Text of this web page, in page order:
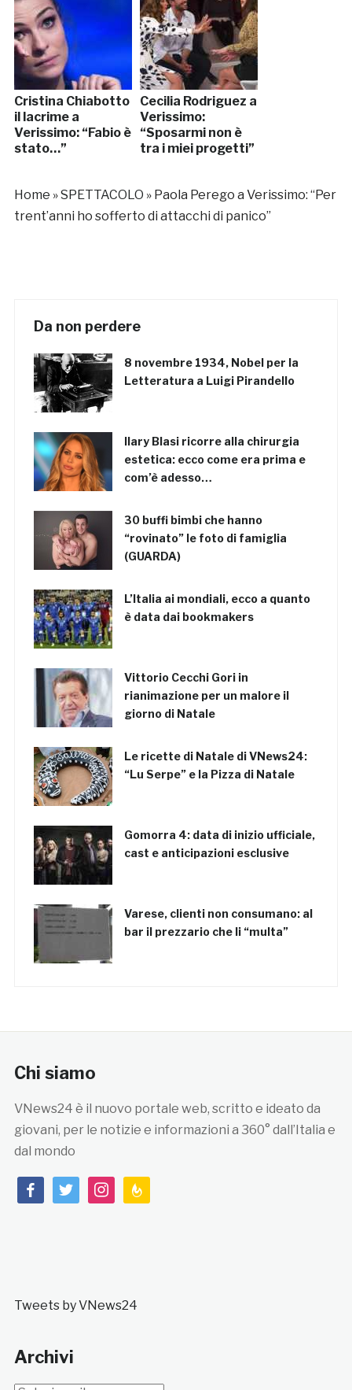
Cristina Chiabotto
il lacrime a
Verissimo: “Fabio è
stato…”
Cecilia Rodriguez a
Verissimo:
“Sposarmi non è
tra i miei progetti”
Home »SPETTACOLO » Paola Perego a Verissimo: “Per
trent’anni ho sofferto di attacchi di panico”
Da non perdere
8 novembre 1934, Nobel per la
Letteratura a Luigi Pirandello
Ilary Blasi ricorre alla chirurgia
estetica: ecco come era prima e
com’è adesso…
30 buffi bimbi che hanno
“rovinato” le foto di famiglia
(GUARDA)
L’Italia ai mondiali, ecco a quanto
è data dai bookmakers
Vittorio Cecchi Gori in
rianimazione per un malore il
giorno di Natale
Le ricette di Natale di VNews24:
“Lu Serpe” e la Pizza di Natale
Gomorra 4: data di inizio ufficiale,
cast e anticipazioni esclusive
Varese, clienti non consumano: al
bar il prezzario che li “multa”
Chi siamo
VNews24 è il nuovo portale web, scritto e ideato da
giovani, per le notizie e informazioni a 360° dall’Italia e
dal mondo
facebooktwitterinstagramfeedburner
Tweets by VNews24
Archivi